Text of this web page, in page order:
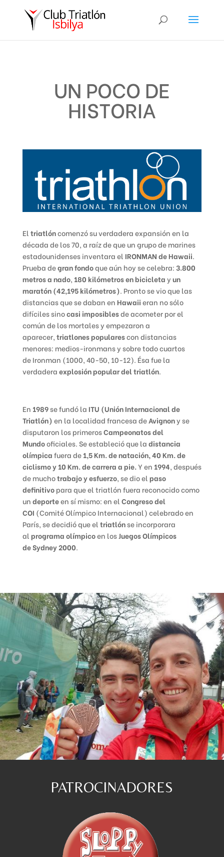
UN POCO DE
HISTORIA
El triatlóncomenzó su verdadera expansión en la
década de los 70, a raíz de que un grupo de marines
estadounidenses inventara el IRONMANde Hawaii.
Prueba degran fondoque aún hoy se celebra:3.800
metros a nado, 180 kilómetros en bicicletayun
maratón (42,195 kilómetros). Pronto se vio que las
distancias que se daban enHawaiieran no sólo
difíciles sinocasi imposiblesde acometer por el
común de los mortales y empezaron a
aparecer,triatlones popularescon distancias
menores: medios-ironmans y sobre todo cuartos
de Ironman (1000, 40-50, 10-12). Ésa fue la
verdaderaexplosión popular del triatlón.
En 1989se fundó la ITU (Unión Internacional de
Triatlón)en la localidad francesa deAvignony se
disputaron los primerosCampeonatos del
Mundooficiales. Se estableció que ladistancia
olímpicafuera de1,5 Km. de natación, 40 Km. de
ciclismo y 10 Km. de carrera a pie.Y en 1994, después
de muchotrabajo y esfuerzo, se dio el paso
definitivopara que el triatlón fuera reconocido como
undeporteen sí mismo: en el Congreso del
COI (Comité Olímpico Internacional) celebrado en
París, se decidió que el triatlónse incorporara
al programa olímpicoen losJuegos Olímpicos
de Sydney 2000.
PATROCINADORES